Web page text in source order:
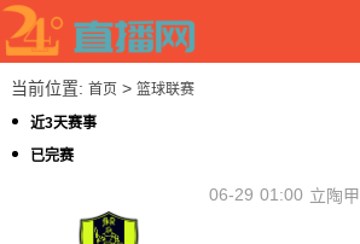
当前位置: 首页> 篮球联赛
近3天赛事
已完赛
01:00
06-29 立陶甲